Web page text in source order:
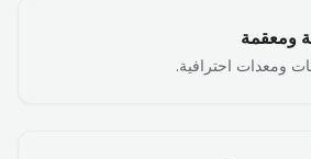
ومعقمة
ومعدات احترافية.